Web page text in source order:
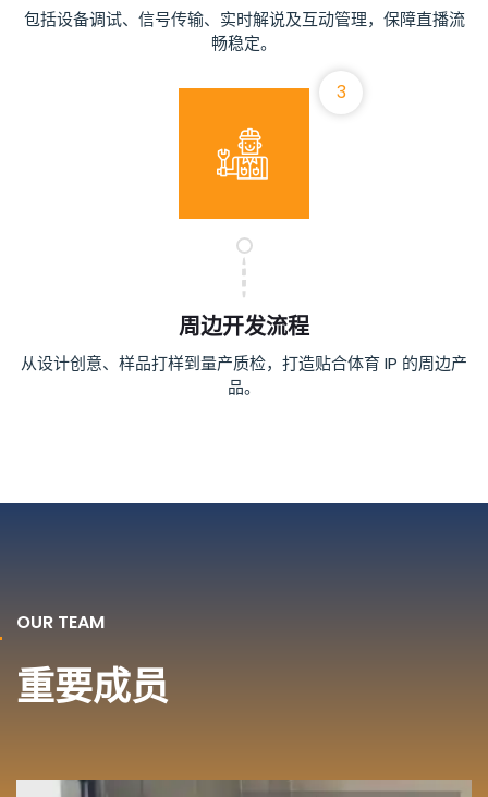
包括设备调试、信号传输、实时解说及互动管理，保障直播流
畅稳定。
3
周边开发流程
从设计创意、样品打样到量产质检，打造贴合体育 IP 的周边产
品。
OUR TEAM
重要成员